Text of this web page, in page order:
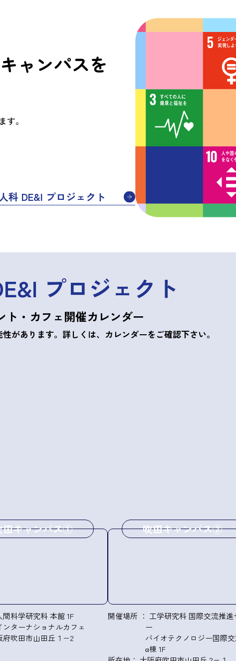
ャンパスを
。
科 DE&I プロジェクト
プロジェクト
ト・カフェ開催カレンダー
があります。 詳しくは、カレンダーをご確認下さい。
田キャンパス①
科学研究科 本館 1F
ンターナショナルカフェ
府吹田市山田丘１−2
吹田キャンパス②
開催場所 ： 工学研究科 国際交流推進
ー
バイオテクノロジー国際
α棟 1F